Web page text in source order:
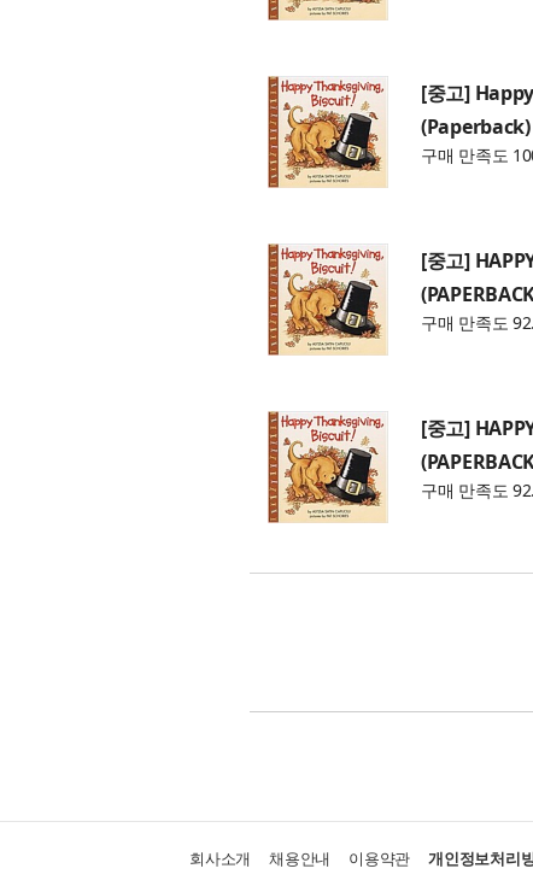
[중고]
(Paperback)
구매 만족도
[중고]
구매 만족도
[중고]
구매 만족도
회사소개 채용안내 이용약관 개인정보처리